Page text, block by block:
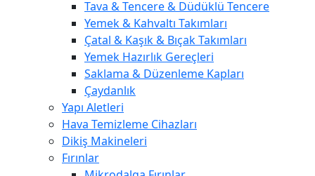
Tava & Tencere & Düdüklü Tencere
Yemek & Kahvaltı Takımları
Çatal & Kaşık & Bıçak Takımları
Yemek Hazırlık Gereçleri
Saklama & Düzenleme Kapları
Çaydanlık
Yapı Aletleri
Hava Temizleme Cihazları
Dikiş Makineleri
Fırınlar